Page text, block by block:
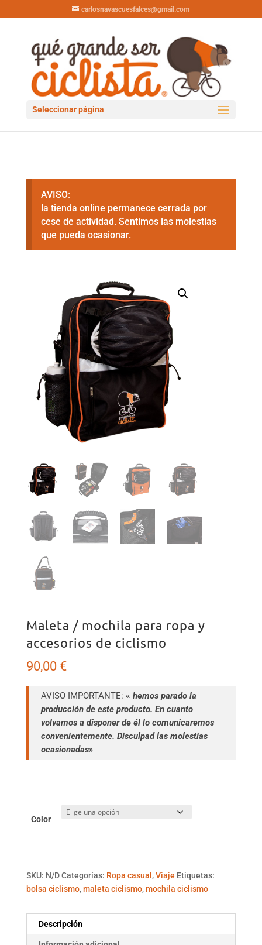
carlosnavascuesfalces@gmail.com
Seleccionar página
AVISO:
la tienda online permanece cerrada por
cese de actividad. Sentimos las molestias
que pueda ocasionar.
Maleta / mochila para ropa y
accesorios de ciclismo
90,00 €
AVISO IMPORTANTE: « hemos parado la
producción de este producto. En cuanto
volvamos a disponer de él lo comunicaremos
convenientemente. Disculpad las molestias
ocasionadas»
Color
SKU: N/D Categorías: Ropa casual ,Viaje Etiquetas:
bolsa ciclismo,maleta ciclismo,mochila ciclismo
Descripción